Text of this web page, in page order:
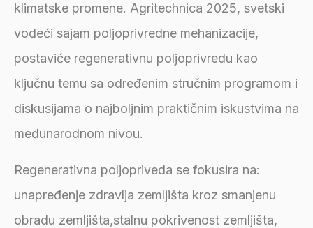
klimatske promene. Agritechnica 2025, svetski
vodeći sajam poljoprivredne mehanizacije,
postaviće regenerativnu poljoprivredu kao
ključnu temu sa određenim stručnim programom i
diskusijama o najboljnim praktičnim iskustvima na
međunarodnom nivou.
Regenerativna poljopriveda se fokusira na:
unapređenje zdravlja zemljišta kroz smanjenu
obradu zemljišta,stalnu pokrivenost zemljišta,